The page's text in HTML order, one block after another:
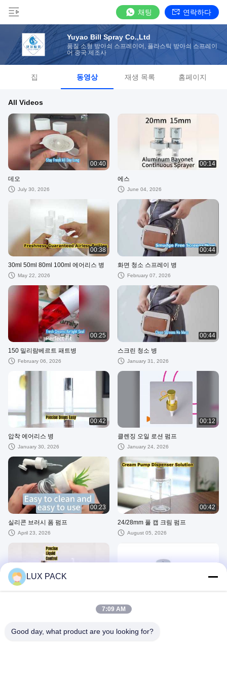
채팅 연락하다
Yuyao Bill Spray Co.,Ltd
품질 소형 방아쇠 스프레이어, 플라스틱 방아쇠 스프레이
어 중국 제조사
집 동영상 재생 목록 홈페이지
All Videos
00:40
데오
July 30, 2026
00:14
에스
June 04, 2026
00:38
30ml 50ml 80ml 100ml 에어리스 병
May 22, 2026
00:44
화면 청소 스프레이 병
February 07, 2026
00:25
150 밀리람베르트 패트병
February 06, 2026
00:44
스크린 청소 병
January 31, 2026
00:42
압착 에어리스 병
January 30, 2026
00:12
클렌징 오일 로션 펌프
January 24, 2026
00:23
실리콘 브러시 폼 펌프
April 23, 2026
00:42
24/28mm 풀 캡 크림 펌프
August 05, 2026
00:25 00:32
15g 30g 립 마스크 병
LUX PACK
7:09 AM
Good day, what product are you looking for?